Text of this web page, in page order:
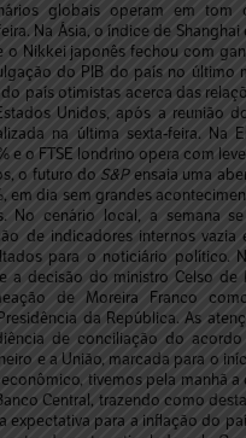
globais operam em tom
Na Ásia, o índice de Shanghai
o Nikkei japonês fechou com
do PIB do país no último
país otimistas acerca das
Unidos, após a reunião
na última sexta-feira. Na
e o FTSE londrino opera com
o futuro do S&Pensaia uma
em dia sem grandes
No cenário local, a semana
de indicadores internos
para o noticiário político.
a decisão do ministro Celso de
de Moreira Franco
da República. As
de conciliação do
e a União, marcada para o
tivemos pela manhã a
Central, trazendo como
expectativa para a inflação do